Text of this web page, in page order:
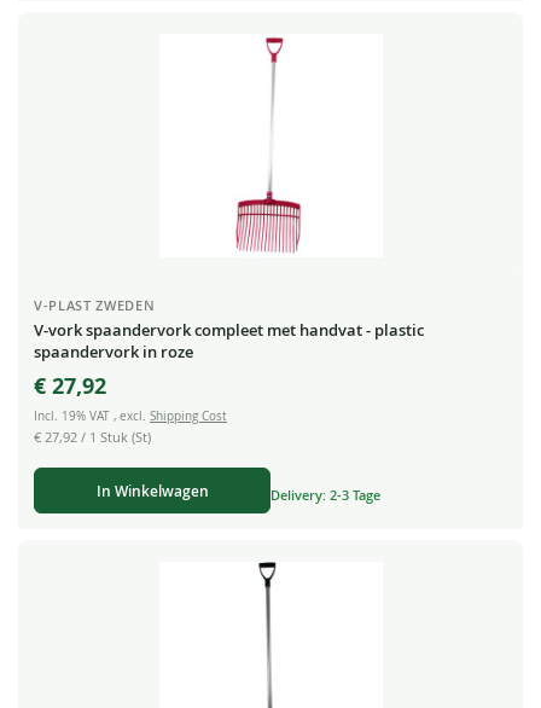
V-PLAST ZWEDEN
V-vork spaandervork compleet met handvat - plastic
spaandervork in roze
€ 27,92
Incl. 19% VAT , excl. Shipping Cost
€ 27,92 / 1 Stuk (St)
In Winkelwagen Delivery: 2-3 Tage